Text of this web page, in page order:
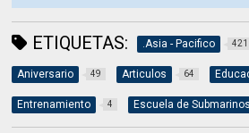
ETIQUETAS: .Asia - Pacifico 421
Aniversario 49 Articulos 64
Entrenamiento 4 Escuela de Submarinos